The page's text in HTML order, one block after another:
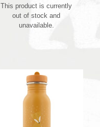
This product is currently
out of stock and
unavailable.